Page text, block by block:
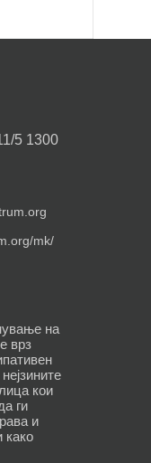
5 1300
mk/
на
врз
кои
ги
и
како